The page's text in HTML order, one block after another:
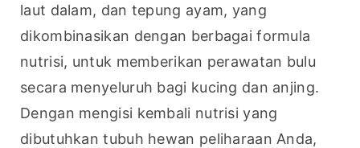
laut dalam, dan tepung ayam, yang
dikombinasikan dengan berbagai formula
nutrisi, untuk memberikan perawatan bulu
secara menyeluruh bagi kucing dan anjing.
Dengan mengisi kembali nutrisi yang
dibutuhkan tubuh hewan peliharaan Anda,